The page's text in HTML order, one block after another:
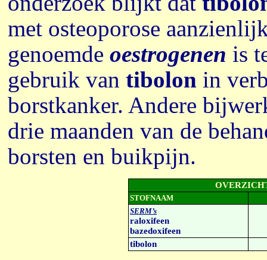
met osteoporose
genoemde oestrogenen is
gebruik van tibolon in
borstkanker. Andere
drie maanden van de
borsten en buikpijn.
STOFNAAM
SERM’s
raloxifeen
bazedoxifeen
tibolon